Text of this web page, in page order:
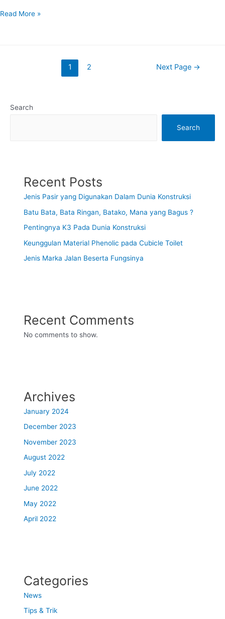
Read More »
1 2 Next Page →
Search
Search
Recent Posts
Jenis Pasir yang Digunakan Dalam Dunia Konstruksi
Batu Bata, Bata Ringan, Batako, Mana yang Bagus ?
Pentingnya K3 Pada Dunia Konstruksi
Keunggulan Material Phenolic pada Cubicle Toilet
Jenis Marka Jalan Beserta Fungsinya
Recent Comments
No comments to show.
Archives
January 2024
December 2023
November 2023
August 2022
July 2022
June 2022
May 2022
April 2022
Categories
News
Tips & Trik